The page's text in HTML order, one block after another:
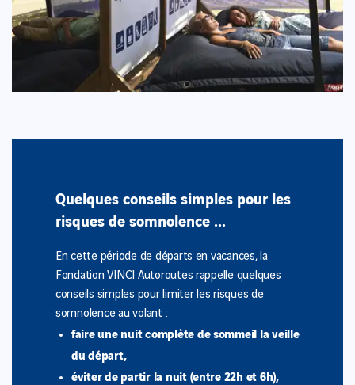
Quelques conseils simples pour les
risques de somnolence ...
En cette période de départs en vacances, la
Fondation VINCI Autoroutes rappelle quelques
conseils simples pour limiter les risques de
somnolence au volant :
faire une nuit complète de sommeil la veille
du départ,
éviter de partir la nuit (entre 22h et 6h),